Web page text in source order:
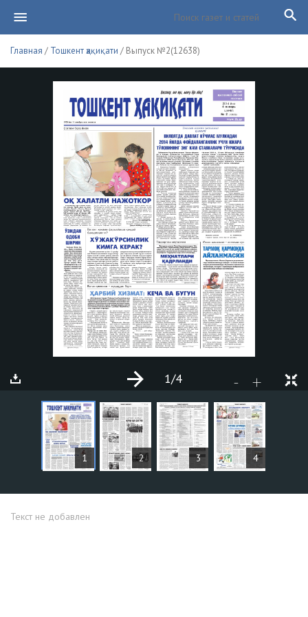
Главная / Тошкент ҳақиқати / Выпуск №2(12638)
1 2 3 4
- +
1/4
СТАТЬИ
Текст не добавлен